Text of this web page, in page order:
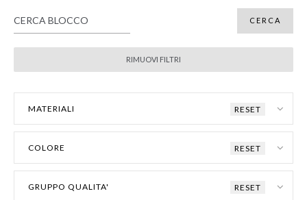
MATERIALI RESET
COLORE RESET
GRUPPO QUALITA' RESET